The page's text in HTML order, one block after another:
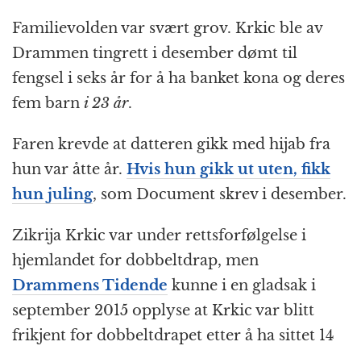
Familievolden var svært grov. Krkic ble av
Drammen tingrett i desember dømt til
fengsel i seks år for å ha banket kona og deres
fem barn i 23 år.
Faren krevde at datteren gikk med hijab fra
hun var åtte år. Hvis hun gikk ut uten, fikk
hun juling, som Document skrev i desember.
Zikrija Krkic var under rettsforfølgelse i
hjemlandet for dobbeltdrap, men
Drammens Tidende kunne i en gladsak i
september 2015 opplyse at Krkic var blitt
frikjent for dobbeltdrapet etter å ha sittet 14